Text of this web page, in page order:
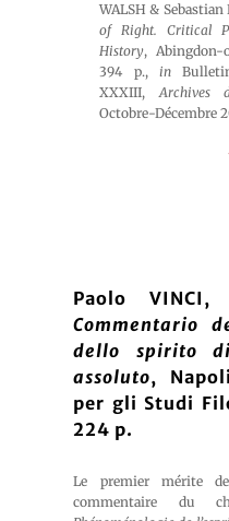
WALSH & Sebastian
of Right. Critical
History, Abingdon-
394 p.,in
XXXIII,Archives
Octobre-Décembre
Paolo VINCI,
Commentario
dello spirito
assoluto,
per gli Studi
224 p.
Le premier mérite
commentaire du